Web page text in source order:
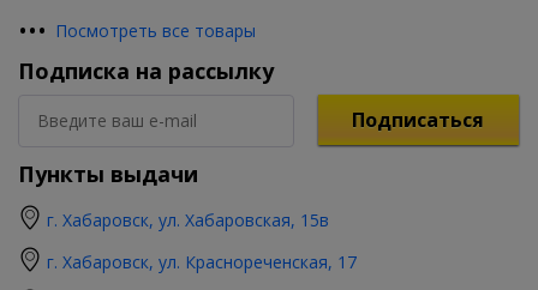
••• Посмотреть все товары
Подписка на рассылку
Подписаться
Пункты выдачи
г. Хабаровск, ул. Хабаровская, 15в
г. Хабаровск, ул. Краснореченская, 17